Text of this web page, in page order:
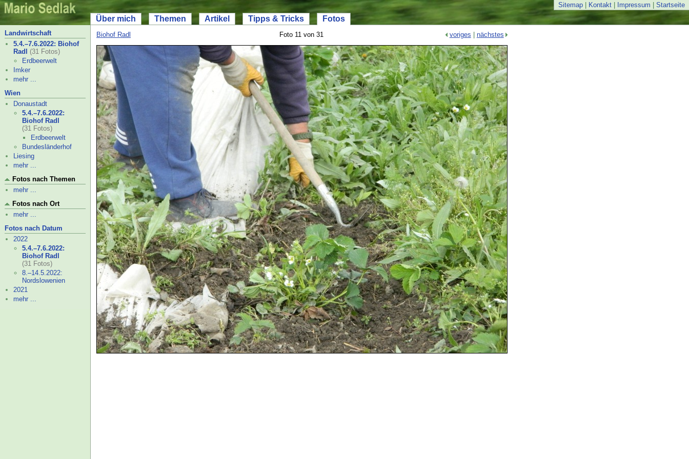
Sitemap Kontakt Impressum Startseite
Über mich Themen Artikel Tipps & Tricks Fotos
Landwirtschaft
5.4.–7.6.2022: Biohof
Radl
(31 Fotos)
Erdbeerwelt
Imker
mehr ...
Wien
Donaustadt
5.4.–7.6.2022:
Biohof Radl
(31 Fotos)
Erdbeerwelt
Bundesländerhof
Liesing
mehr ...
Fotos nach Themen
mehr ...
Fotos nach Ort
mehr ...
Fotos nach Datum
2022
5.4.–7.6.2022:
Biohof Radl
(31 Fotos)
8.–14.5.2022:
Nordslowenien
2021
mehr ...
Biohof Radl Foto 11 von 31 voriges nächstes